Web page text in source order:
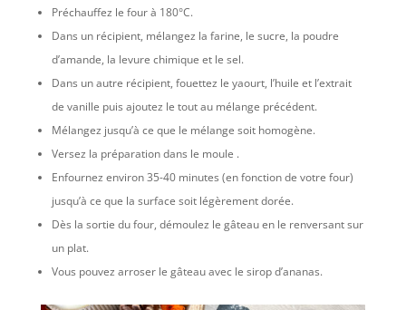
Préchauffez le four à 180°C.
Dans un récipient, mélangez la farine, le sucre, la poudre
d’amande, la levure chimique et le sel.
Dans un autre récipient, fouettez le yaourt, l’huile et l’extrait
de vanille puis ajoutez le tout au mélange précédent.
Mélangez jusqu’à ce que le mélange soit homogène.
Versez la préparation dans le moule .
Enfournez environ 35-40 minutes (en fonction de votre four)
jusqu’à ce que la surface soit légèrement dorée.
Dès la sortie du four, démoulez le gâteau en le renversant sur
un plat.
Vous pouvez arroser le gâteau avec le sirop d’ananas.